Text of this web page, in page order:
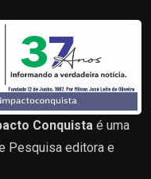
Conquista é uma
Pesquisa editora e